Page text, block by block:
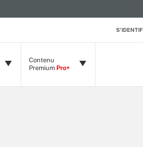
Contenu
Premium Pro+